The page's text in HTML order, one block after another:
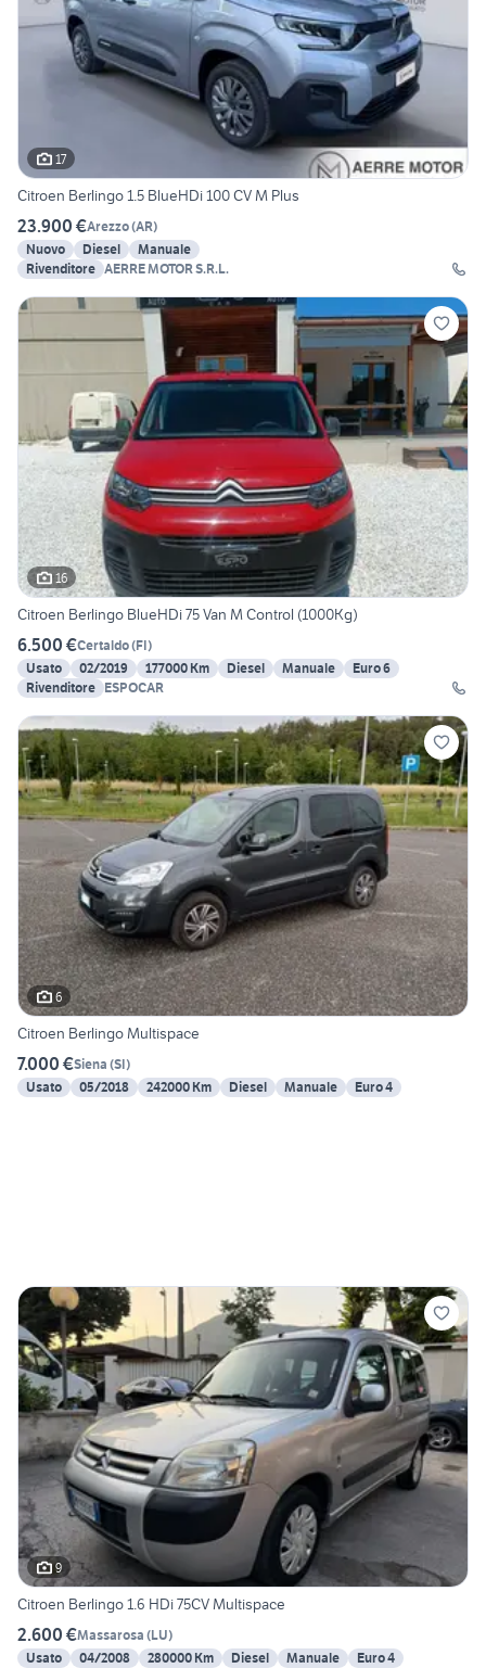
17
Citroen Berlingo 1.5 BlueHDi 100 CV M Plus
23.900 €Arezzo(AR)
Nuovo
Diesel
Manuale
Rivenditore AERRE MOTOR S.R.L.
16
Citroen Berlingo BlueHDi 75 Van M Control (1000Kg)
6.500 €Certaldo(FI)
Usato
02/2019 177000 Km Diesel Manuale
Euro 6
Rivenditore ESPOCAR
6
Citroen Berlingo Multispace
7.000 €Siena (SI)
Usato
05/2018 242000 Km Diesel Manuale Euro 4
9
Citroen Berlingo 1.6 HDi 75CV Multispace
2.600 €Massarosa (LU)
Usato
04/2008 280000 Km Diesel Manuale
Euro 4